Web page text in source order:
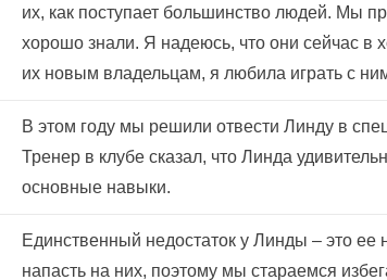
их, как поступает большинство людей. Мы
хорошо знали. Я надеюсь, что они сейчас в
их новым владельцам, я любила играть с
В этом году мы решили отвести Линду в
Тренер в клубе сказал, что Линда
основные навыки.
Единственный недостаток у Линды – это ее
напасть на них, поэтому мы стараемся